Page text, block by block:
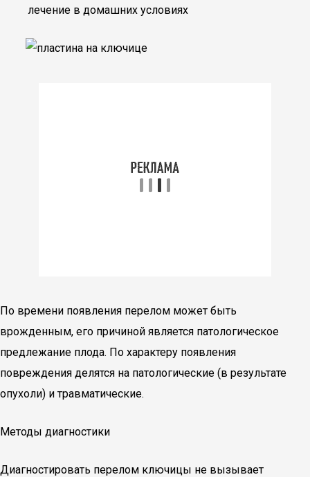
лечение в домашних условиях
По времени появления перелом может быть
врожденным, его причиной является патологическое
предлежание плода. По характеру появления
повреждения делятся на патологические (в результате
опухоли) и травматические.
Методы диагностики
Диагностировать перелом ключицы не вызывает